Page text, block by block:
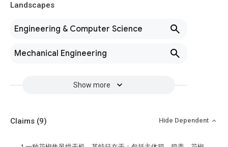
Landscapes
Engineering & Computer Science
Mechanical Engineering
Show more
Claims (9) Hide Dependent